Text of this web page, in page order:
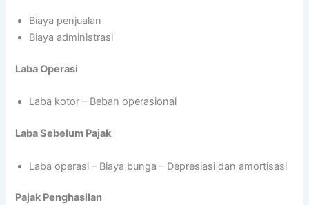
Biaya penjualan
Biaya administrasi
Laba Operasi
Laba kotor – Beban operasional
Laba Sebelum Pajak
Laba operasi – Biaya bunga – Depresiasi dan amortisasi
Pajak Penghasilan